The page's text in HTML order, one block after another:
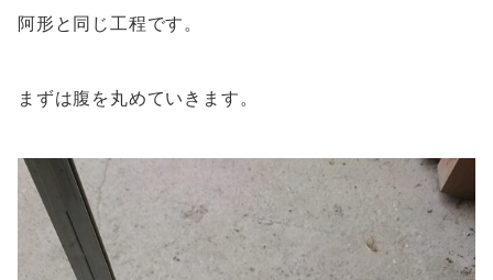
阿形と同じ工程です。
まずは腹を丸めていきます。